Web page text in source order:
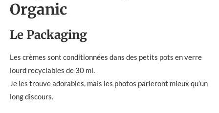
Organic
Le Packaging
Les crèmes sont conditionnées dans des petits pots en verre
lourd recyclables de 30 ml.
Je les trouve adorables, mais les photos parleront mieux qu’un
long discours.